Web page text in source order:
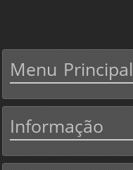
Menu Principal
Informação